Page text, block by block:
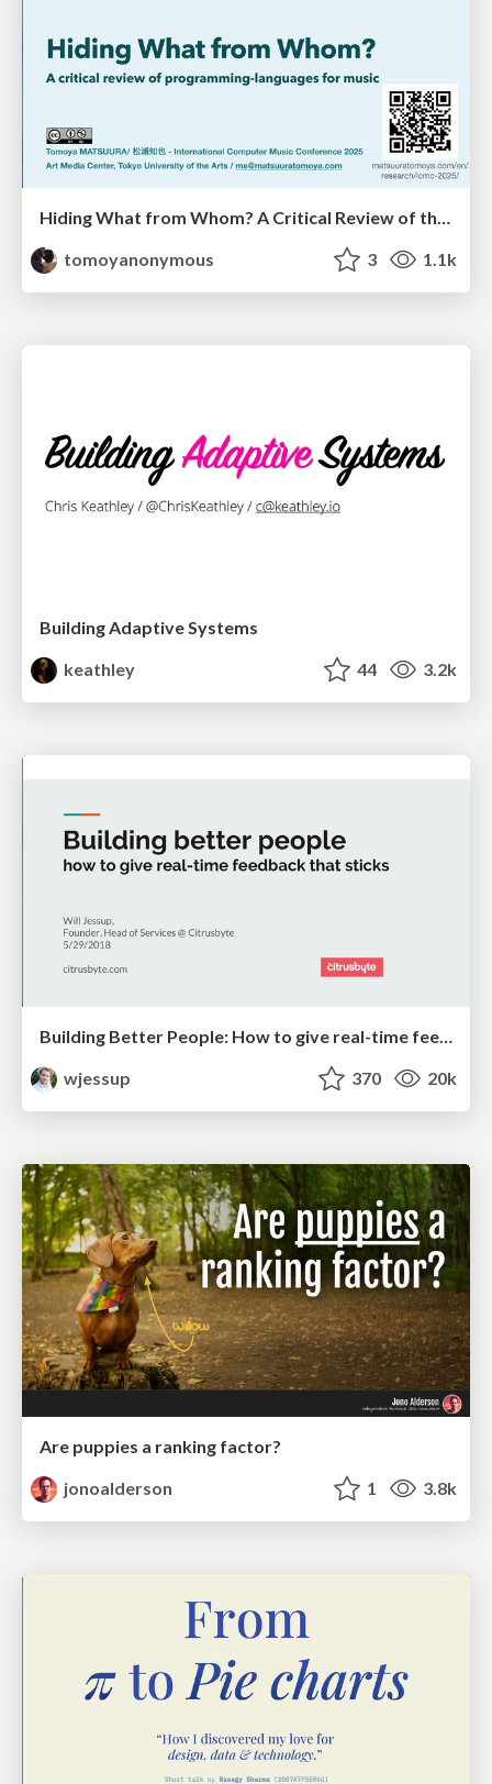
Hiding What from Whom? A Critical Review of the History of Programming languages for Music
tomoyanonymous
3 1.1k
Building Adaptive Systems
keathley
44 3.2k
Building Better People: How to give real-time feedback that sticks.
wjessup
370 20k
Are puppies a ranking factor?
jonoalderson
1 3.8k